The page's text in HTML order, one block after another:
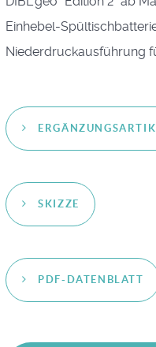
Einhebel-
Niederdruckausführung
SKIZZE
PDF-DATENBLATT